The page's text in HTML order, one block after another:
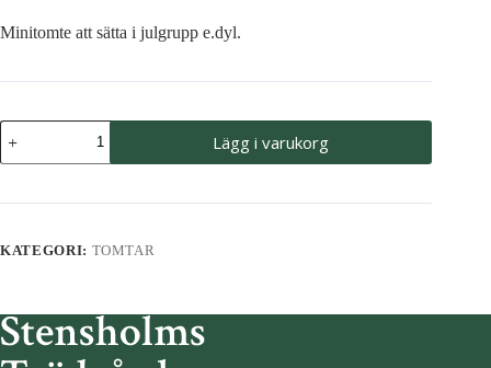
Minitomte att sätta i julgrupp e.dyl.
Tomtesticks,
cm
Lägg i varukorg
KATEGORI: TOMTAR